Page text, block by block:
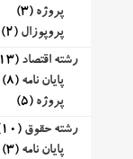
پروژه (3)
پروپوزال (2)
رشته اقتصاد (13)
پایان نامه (8)
پروژه (5)
رشته حقوق (10)
پایان نامه (3)